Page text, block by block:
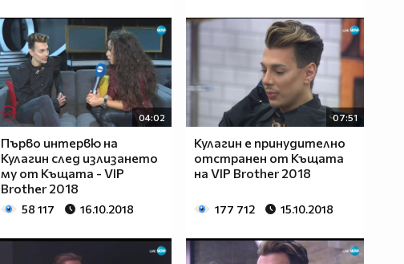
04:02
Първо интервю на
Кулагин след излизането
му от Къщата - VIP
Brother 2018
58 117 16.10.2018
07:51
Кулагин е принудително
отстранен от Къщата
на VIP Brother 2018
177 712 15.10.2018